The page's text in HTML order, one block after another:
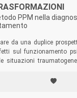
PPM nella
da una duplice
sul funzionamento
situazioni